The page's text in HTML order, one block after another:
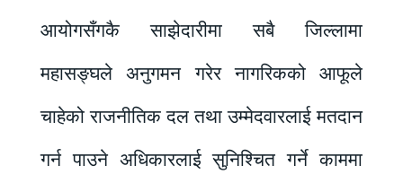
आयोगसँगकै साझेदारीमा सबै जिल्लामा
महासङ्घले अनुगमन गरेर नागरिकको आफूले
चाहेको राजनीतिक दल तथा उम्मेदवारलाई मतदान
गर्न पाउने अधिकारलाई सुनिश्चित गर्ने काममा